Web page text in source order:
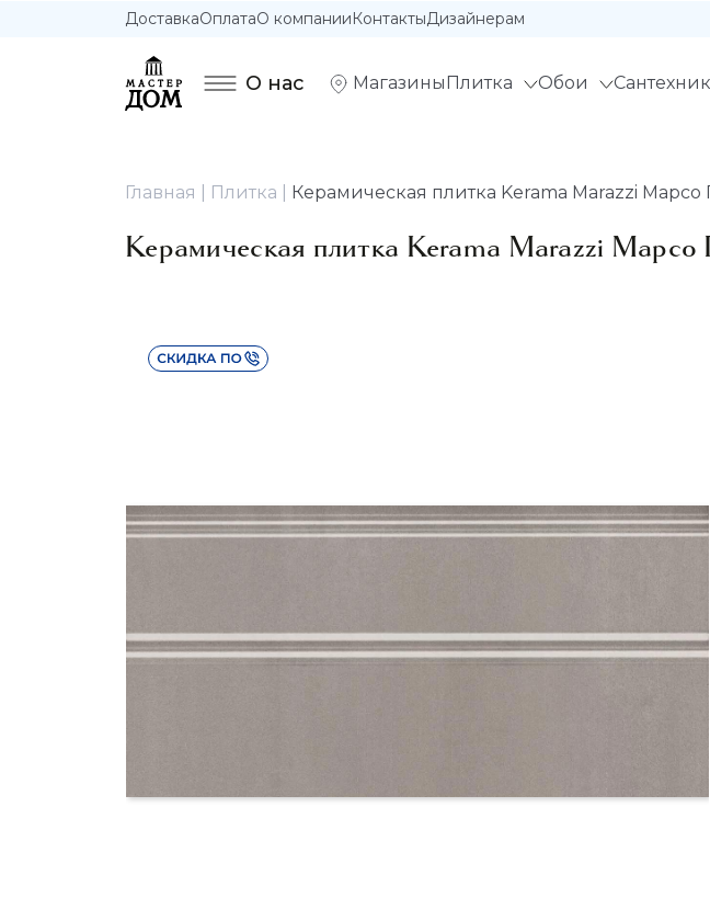
ДоставкаОплатаО компанииКонтактыДизайнерам
О нас Магазины Плитка Обои
Главная Плитка Керамическая плитка Kerama Marazzi Марсо
Керамическая плитка Kerama Marazzi